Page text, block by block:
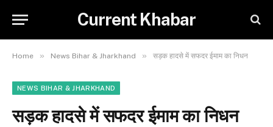
Current Khabar
Home » News Bihar & Jharkhand » सड़क हादसे में सफदर ईमाम का निधन
NEWS BIHAR & JHARKHAND
सड़क हादसे में सफदर ईमाम का निधन